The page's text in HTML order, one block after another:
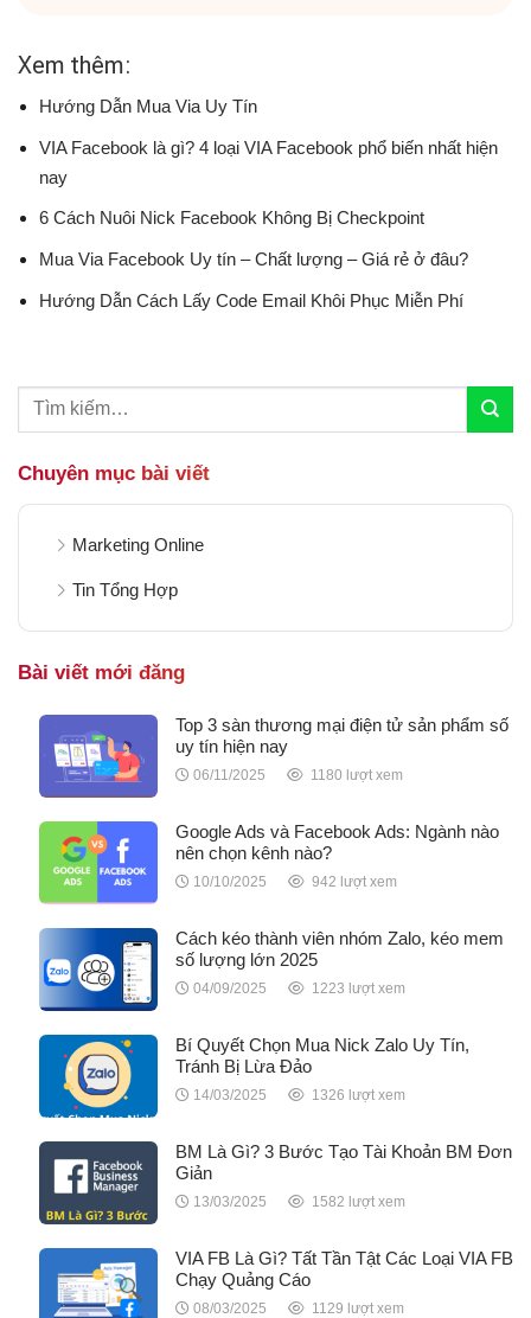
Xem thêm:
Hướng Dẫn Mua Via Uy Tín
VIA Facebook là gì? 4 loại VIA Facebook phổ biến nhất hiện
nay
6 Cách Nuôi Nick Facebook Không Bị Checkpoint
Mua Via Facebook Uy tín – Chất lượng – Giá rẻ ở đâu?
Hướng Dẫn Cách Lấy Code Email Khôi Phục Miễn Phí
Chuyên mục bài viết
Marketing Online
Tin Tổng Hợp
Bài viết mới đăng
Top 3 sàn thương mại điện tử sản phẩm số
uy tín hiện nay
06/11/2025 1180 lượt xem
Google Ads và Facebook Ads: Ngành nào
nên chọn kênh nào?
10/10/2025 942 lượt xem
Cách kéo thành viên nhóm Zalo, kéo mem
số lượng lớn 2025
04/09/2025 1223 lượt xem
Bí Quyết Chọn Mua Nick Zalo Uy Tín,
Tránh Bị Lừa Đảo
14/03/2025 1326 lượt xem
BM Là Gì? 3 Bước Tạo Tài Khoản BM Đơn
Giản
13/03/2025 1582 lượt xem
VIA FB Là Gì? Tất Tần Tật Các Loại VIA FB
Chạy Quảng Cáo
08/03/2025 1129 lượt xem